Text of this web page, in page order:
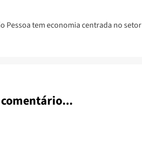
Pessoa tem economia centrada no setor